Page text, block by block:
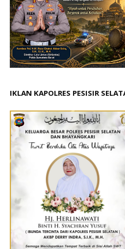
IKLAN KAPOLRES PESISIR